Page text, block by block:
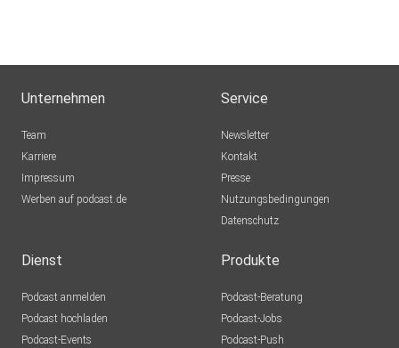
Unternehmen
Team
Karriere
Impressum
Werben auf podcast.de
Service
Newsletter
Kontakt
Presse
Nutzungsbedingungen
Datenschutz
Dienst
Podcast anmelden
Podcast hochladen
Podcast-Events
Produkte
Podcast-Beratung
Podcast-Jobs
Podcast-Push